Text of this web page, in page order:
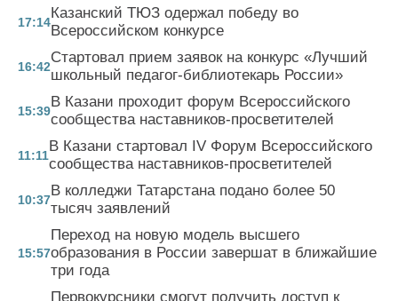
17:14
Казанский ТЮЗ одержал победу во
Всероссийском конкурсе
16:42
Стартовал прием заявок на конкурс «Лучший
школьный педагог-библиотекарь России»
15:39
В Казани проходит форум Всероссийского
сообщества наставников-просветителей
11:11
В Казани стартовал IV Форум Всероссийского
сообщества наставников-просветителей
10:37
В колледжи Татарстана подано более 50
тысяч заявлений
15:57
Переход на новую модель высшего
образования в России завершат в ближайшие
три года
Первокурсники смогут получить доступ к